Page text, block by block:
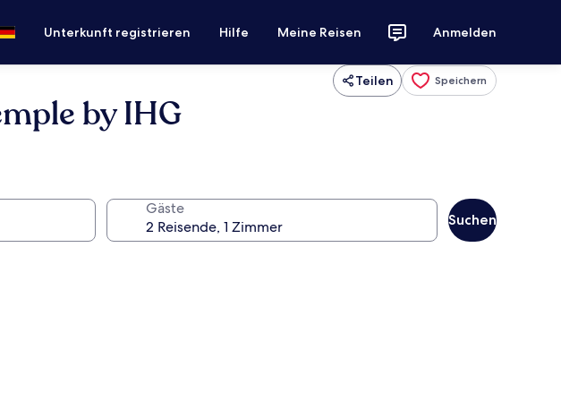
Unterkunft registrieren Hilfe Meine Reisen Anmelden
Teilen Speichern
by IHG
Gäste
Suchen